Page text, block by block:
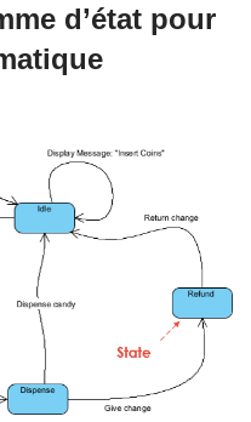
d’état pour